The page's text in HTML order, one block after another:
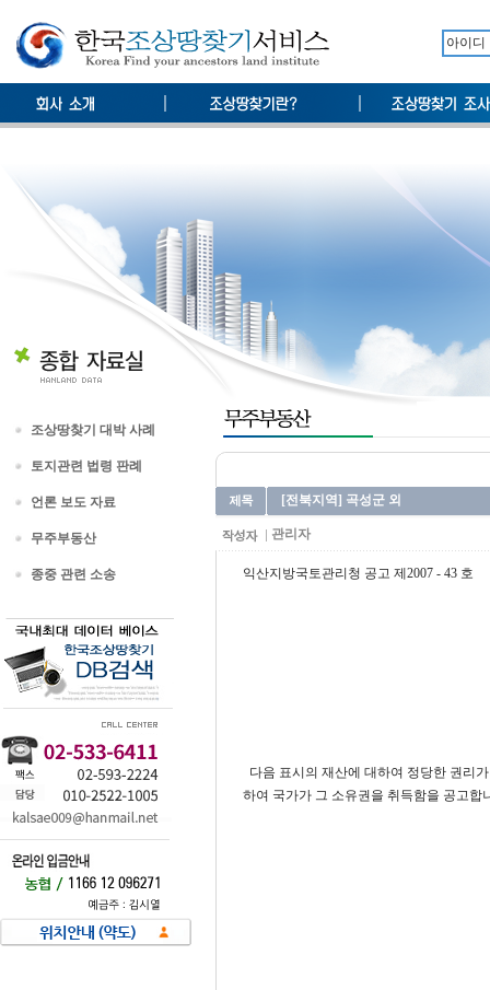
조상땅찾기 대박 사례
토지관련 법령 판례
언론 보도 자료
무주부동산
종중 관련 소송
[전북지역] 곡성군 외
관리자
익산지방국토관리청 공고 제2007 - 43 호
다음 표시의 재산에 대하여 정당한 권리
하여 국가가 그 소유권을 취득함을 공고합